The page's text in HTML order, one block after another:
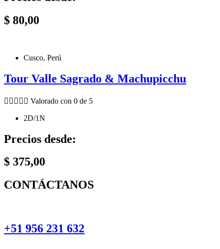
$ 80,00
Cusco, Perú
Tour Valle Sagrado & Machupicchu
     Valorado con 0 de 5
2D/1N
Precios desde:
$ 375,00
CONTÁCTANOS
+51 956 231 632